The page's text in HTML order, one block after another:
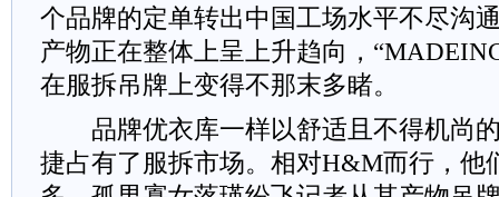
个品牌的定单转出中国工场水平不尽沟
产物正在整体上呈上升趋向，
在服拆吊牌上变得不那末多睹。
品牌优衣库一样以舒适且不得机尚的
捷占有了服拆市场。相对H&M而行，他